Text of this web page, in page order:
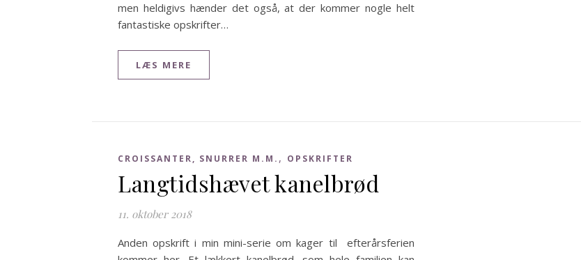
men heldigivs hænder det også, at der kommer nogle helt
fantastiske opskrifter…
LÆS MERE
CROISSANTER, SNURRER M.M. , OPSKRIFTER
Langtidshævet kanelbrød
11. oktober 2018
Anden opskrift i min mini-serie om kager til efterårsferien